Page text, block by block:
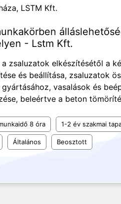
LSTM Kft.
- Lstm Kft.
zsaluzatok elkészítésétől a
és beállítása, zsaluzatok
vasalások és
beleértve a beton
8 óra 1-2 év szakmai
Általános Beosztott